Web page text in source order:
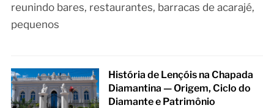
reunindo bares, restaurantes, barracas de acarajé,
pequenos
História de Lençóis na Chapada
Diamantina — Origem, Ciclo do
Diamante e Patrimônio